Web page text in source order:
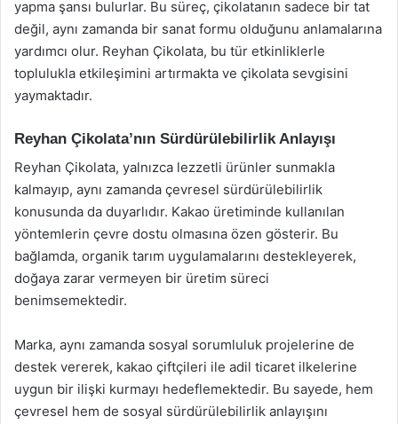
yapma şansı bulurlar. Bu süreç, çikolatanın sadece bir tat
değil, aynı zamanda bir sanat formu olduğunu anlamalarına
yardımcı olur. Reyhan Çikolata, bu tür etkinliklerle
toplulukla etkileşimini artırmakta ve çikolata sevgisini
yaymaktadır.
Reyhan Çikolata’nın Sürdürülebilirlik Anlayışı
Reyhan Çikolata, yalnızca lezzetli ürünler sunmakla
kalmayıp, aynı zamanda çevresel sürdürülebilirlik
konusunda da duyarlıdır. Kakao üretiminde kullanılan
yöntemlerin çevre dostu olmasına özen gösterir. Bu
bağlamda, organik tarım uygulamalarını destekleyerek,
doğaya zarar vermeyen bir üretim süreci
benimsemektedir.
Marka, aynı zamanda sosyal sorumluluk projelerine de
destek vererek, kakao çiftçileri ile adil ticaret ilkelerine
uygun bir ilişki kurmayı hedeflemektedir. Bu sayede, hem
çevresel hem de sosyal sürdürülebilirlik anlayışını